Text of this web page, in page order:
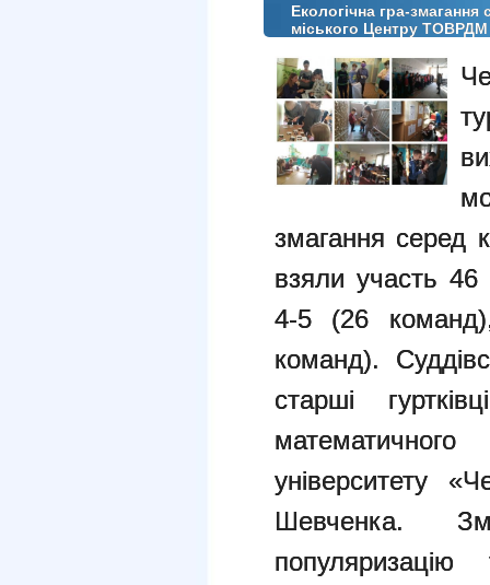
Екологічна гра-змагання
міського Центру ТОВРДМ
змагання серед
взяли участь 46
4-5 (26
команд).
старші
університету
Шевченка.
популяризацію